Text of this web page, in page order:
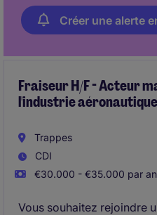
Créer une alerte
Fraiseur H/F - Acteur
l'industrie aéronautique
Trappes
CDI
€30.000 - €35.000 par an
Vous souhaitez rejoindre